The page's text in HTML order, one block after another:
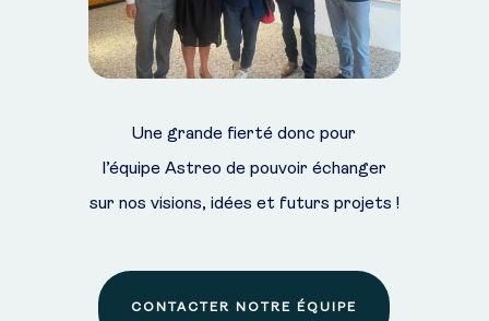
Une grande fierté donc pour
l’équipe Astreo de pouvoir échanger
sur nos visions, idées et futurs projets !
CONTACTER NOTRE ÉQUIPE